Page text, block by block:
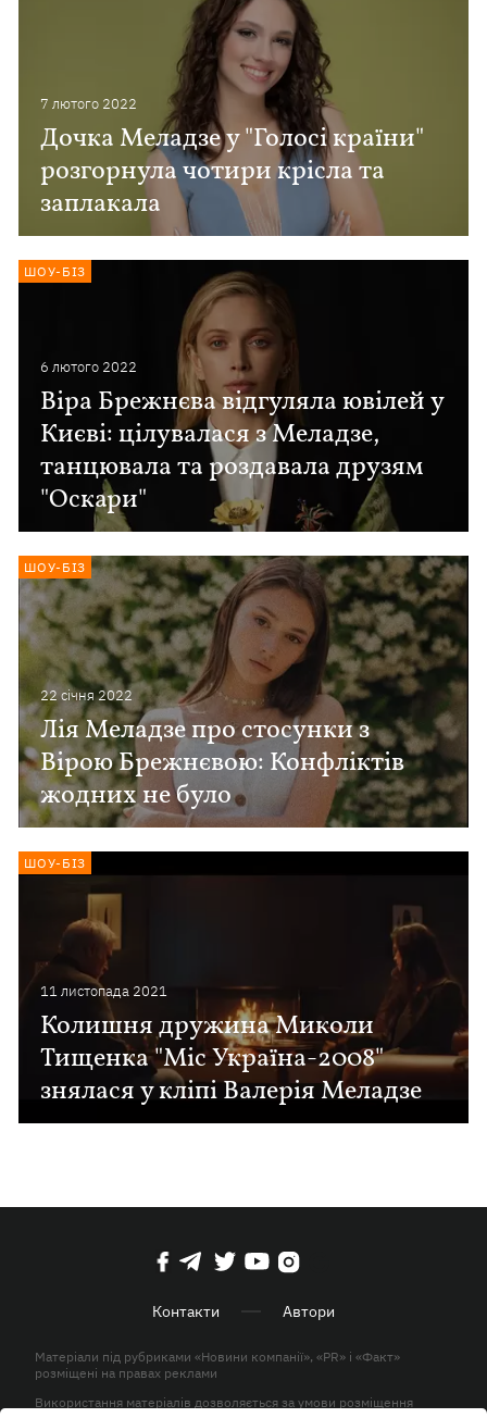
7 лютого 2022
Дочка Меладзе у "Голосі країни"
розгорнула чотири крісла та
заплакала
6 лютого 2022
Віра Брежнєва відгуляла ювілей у
Києві: цілувалася з Меладзе,
танцювала та роздавала друзям
"Оскари"
ШОУ-БІЗ
22 сiчня 2022
Лія Меладзе про стосунки з
Вірою Брежнєвою: Конфліктів
жодних не було
ШОУ-БІЗ
11 листопада 2021
Колишня дружина Миколи
Тищенка "Міс Україна-2008"
знялася у кліпі Валерія Меладзе
ШОУ-БІЗ
Контакти Автори
Матеріали під рубриками «Новини компанії», «PR» і «Факт»
розміщені на правах реклами
Використання матеріалів дозволяється за умови розміщення